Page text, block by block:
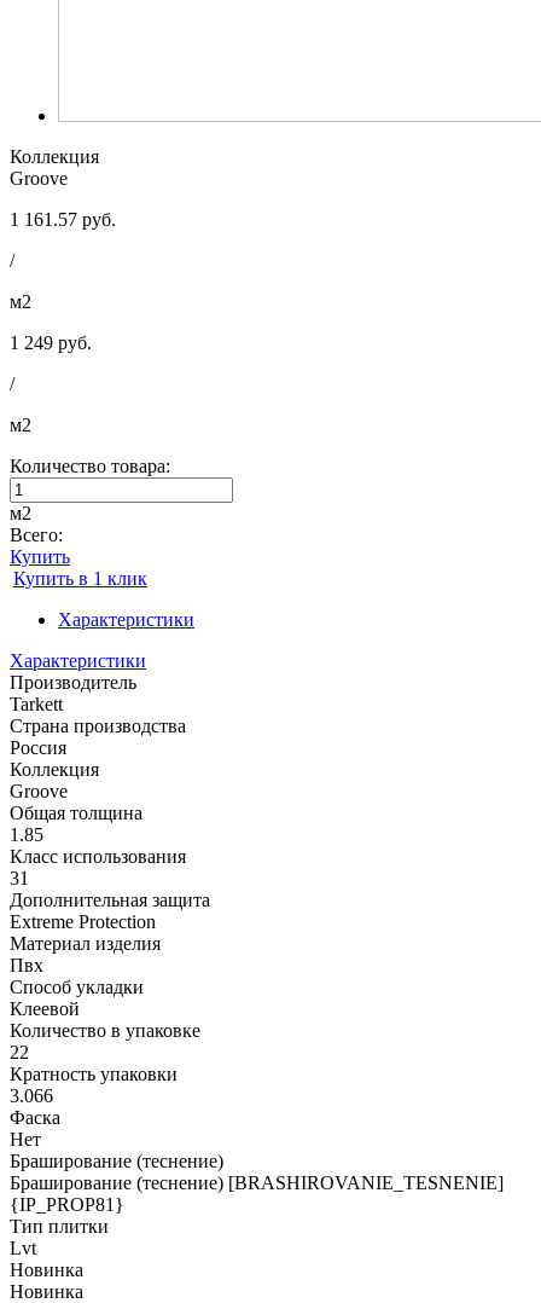
Коллекция
Groove
1 161.57 руб.
/
м2
1 249 руб.
/
м2
Количество товара:
м2
Всего:
Купить
Купить в 1 клик
Характеристики
Характеристики
Производитель
Tarkett
Страна производства
Россия
Коллекция
Groove
Общая толщина
1.85
Класс использования
31
Дополнительная защита
Extreme Protection
Материал изделия
Пвх
Способ укладки
Клеевой
Количество в упаковке
22
Кратность упаковки
3.066
Фаска
Нет
Браширование (теснение)
Браширование (теснение) [BRASHIROVANIE_TESNENIE]
{IP_PROP81}
Тип плитки
Lvt
Новинка
Новинка